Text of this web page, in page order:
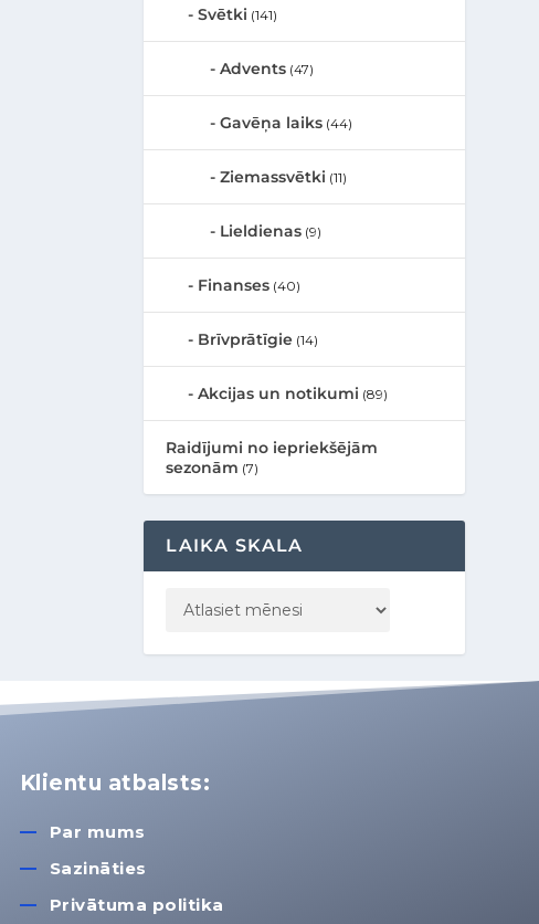
Svētki (141)
Advents (47)
Gavēņa laiks (44)
Ziemassvētki (11)
Lieldienas (9)
Finanses (40)
Brīvprātīgie (14)
Akcijas un notikumi (89)
Raidījumi no iepriekšējām
sezonām (7)
LAIKA SKALA
Klientu atbalsts:
Par mums
Sazināties
Privātuma politika